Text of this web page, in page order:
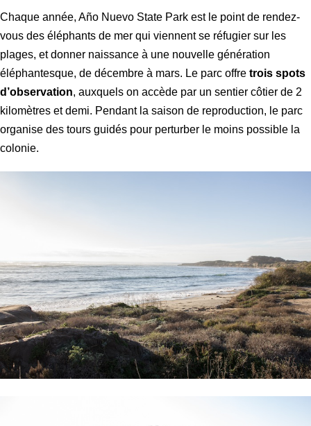
Chaque année, Año Nuevo State Park est le point de rendez-
vous des éléphants de mer qui viennent se réfugier sur les
plages, et donner naissance à une nouvelle génération
éléphantesque, de décembre à mars. Le parc offre trois spots
d’observation, auxquels on accède par un sentier côtier de 2
kilomètres et demi. Pendant la saison de reproduction, le parc
organise des tours guidés pour perturber le moins possible la
colonie.